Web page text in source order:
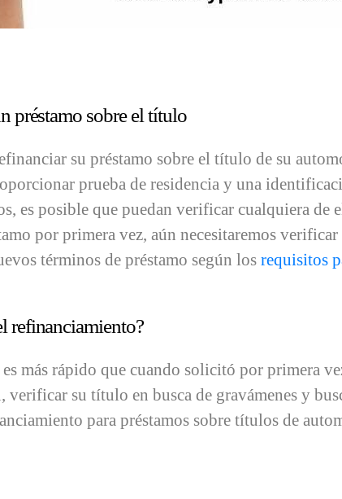
préstamo sobre el título
su préstamo sobre el título de su
prueba de residencia y una
es posible que puedan verificar cualquiera de
por primera vez, aún necesitaremos
términos de préstamo según losrequisitos
refinanciamiento?
más rápido que cuando solicitó por primera
su título en busca de gravámenes y
para préstamos sobre títulos de